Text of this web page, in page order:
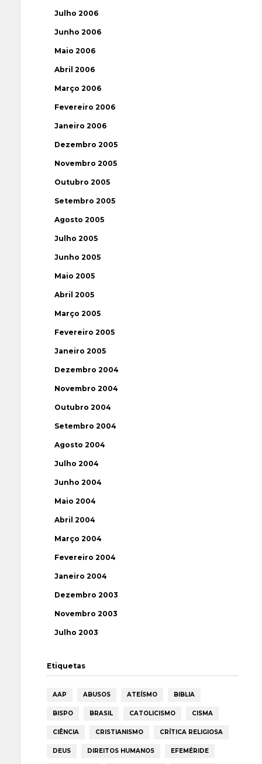
Julho 2006
Junho 2006
Maio 2006
Abril 2006
Março 2006
Fevereiro 2006
Janeiro 2006
Dezembro 2005
Novembro 2005
Outubro 2005
Setembro 2005
Agosto 2005
Julho 2005
Junho 2005
Maio 2005
Abril 2005
Março 2005
Fevereiro 2005
Janeiro 2005
Dezembro 2004
Novembro 2004
Outubro 2004
Setembro 2004
Agosto 2004
Julho 2004
Junho 2004
Maio 2004
Abril 2004
Março 2004
Fevereiro 2004
Janeiro 2004
Dezembro 2003
Novembro 2003
Julho 2003
Etiquetas
AAP ABUSOS ATEÍSMO BIBLIA
BISPO BRASIL CATOLICISMO CISMA
CIÊNCIA CRISTIANISMO CRÍTICA RELIGIOSA
DEUS DIREITOS HUMANOS EFEMÉRIDE